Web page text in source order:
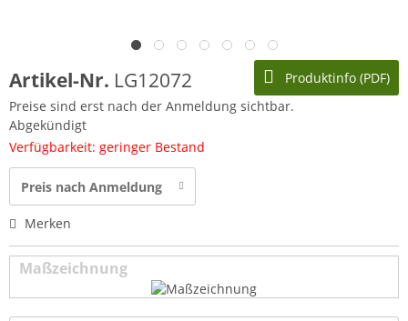
Produktinfo (PDF)
Artikel-Nr. LG12072
Preise sind erst nach der Anmeldung sichtbar.
Abgekündigt
Verfügbarkeit: geringer Bestand
Preis nach Anmeldung
Merken
Maßzeichnung